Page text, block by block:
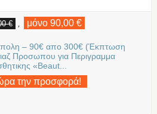
€ μόνο 90,00 €
– 90€ απο 300€ (Έκπτωση
Προσωπου για Περιγραμμα
«Beaut...
την προσφορά!